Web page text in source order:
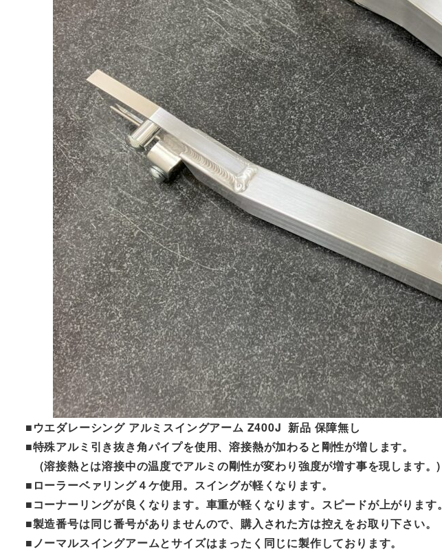
■ウエダレーシング アルミスイングアーム Z400J 新品 保障無し
■特殊アルミ引き抜き角パイプを使用、溶接熱が加わると剛性が増します。
(溶接熱とは溶接中の温度でアルミの剛性が変わり強度が増す事を現します。)
■ローラーベァリング４ケ使用。スイングが軽くなります。
■コーナーリングが良くなります。車重が軽くなります。スピードが上がります。
■製造番号は同じ番号がありませんので、購入された方は控えをお取り下さい。
■ノーマルスイングアームとサイズはまったく同じに製作しております。